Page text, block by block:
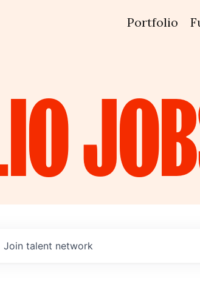
Portfolio
Join talent network